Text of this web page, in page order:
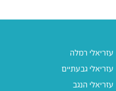
עזריאלי רמלה
עזריאלי גבעתיים
עזריאלי הנגב